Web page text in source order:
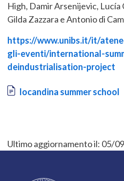
High, Damir Arsenijevic,
Gilda Zazzara e Antonio di
https://www.unibs.it/it/
gli-eventi/international-
deindustrialisation-project
Document
locandina summer school
Ultimo aggiornamento il: 05/